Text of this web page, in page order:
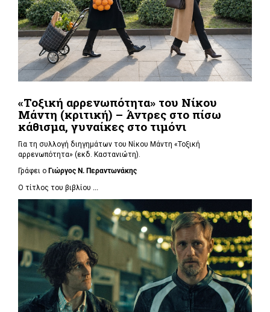
«Τοξική αρρενωπότητα» του Νίκου
Μάντη (κριτική) – Άντρες στο πίσω
κάθισμα, γυναίκες στο τιμόνι
Για τη συλλογή διηγημάτων του Νίκου Μάντη «Τοξική
αρρενωπότητα» (εκδ. Καστανιώτη).
Γράφει ο Γιώργος Ν. Περαντωνάκης
Ο τίτλος του βιβλίου ...